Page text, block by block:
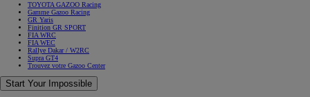
TOYOTA GAZOO Racing
Gamme Gazoo Racing
GR Yaris
Finition GR SPORT
FIA WRC
FIA WEC
Rallye Dakar / W2RC
Supra GT4
Trouvez votre Gazoo Center
Start Your Impossible